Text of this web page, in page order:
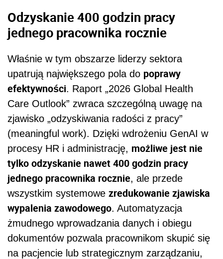
Odzyskanie 400 godzin pracy
jednego pracownika rocznie
Właśnie w tym obszarze liderzy sektora
upatrują największego pola do poprawy
efektywności. Raport „2026 Global Health
Care Outlook” zwraca szczególną uwagę na
zjawisko „odzyskiwania radości z pracy”
(meaningful work). Dzięki wdrożeniu GenAI w
procesy HR i administrację, możliwe jest nie
tylko odzyskanie nawet 400 godzin pracy
jednego pracownika rocznie, ale przede
wszystkim systemowe zredukowanie zjawiska
wypalenia zawodowego. Automatyzacja
żmudnego wprowadzania danych i obiegu
dokumentów pozwala pracownikom skupić się
na pacjencie lub strategicznym zarządzaniu,